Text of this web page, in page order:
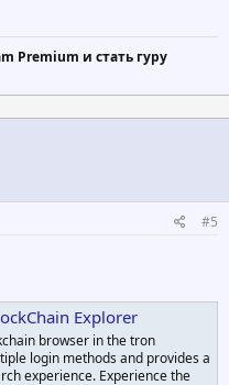
Premium и стать гуру
#5
Explorer
browser in the tron
login methods and provides a
experience. Experience the